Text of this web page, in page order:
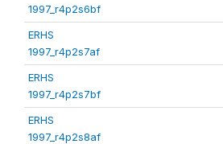
1997_r4p2s6bf
ERHS
1997_r4p2s7af
ERHS
1997_r4p2s7bf
ERHS
1997_r4p2s8af